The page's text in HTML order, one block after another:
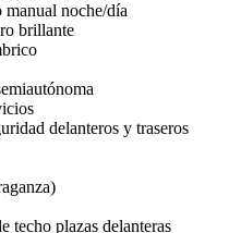
noche/día
brillante
delanteros y traseros
plazas delanteras